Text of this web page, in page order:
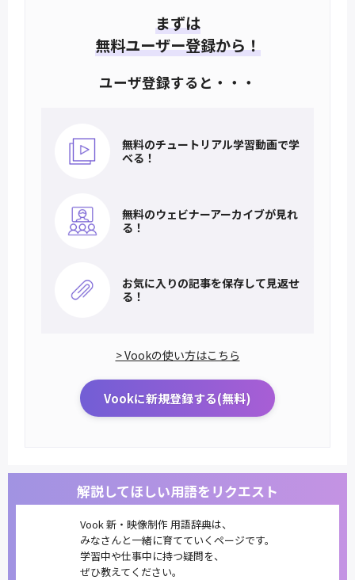
まずは
無料ユーザー登録から！
ユーザ登録すると・・・
無料のチュートリアル学習動画で学
べる！
無料のウェビナーアーカイブが見れ
る！
お気に入りの記事を保存して見返せ
る！
> Vookの使い方はこちら
Vookに新規登録する(無料)
解説してほしい用語をリクエスト
Vook 新・映像制作 用語辞典は、
みなさんと一緒に育てていくページです。
学習中や仕事中に持つ疑問を、
ぜひ教えてください。